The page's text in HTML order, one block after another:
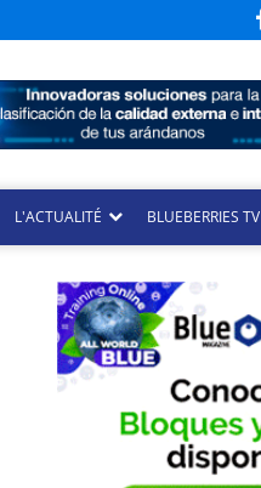
L'ACTUALITÉ BLUEBERRIES TV